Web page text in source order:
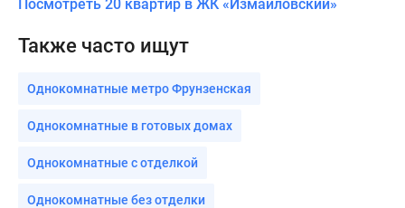
Посмотреть 20 квартир в ЖК «Измайловский»
Также часто ищут
Однокомнатные метро Фрунзенская
Однокомнатные в готовых домах
Однокомнатные с отделкой
Однокомнатные без отделки